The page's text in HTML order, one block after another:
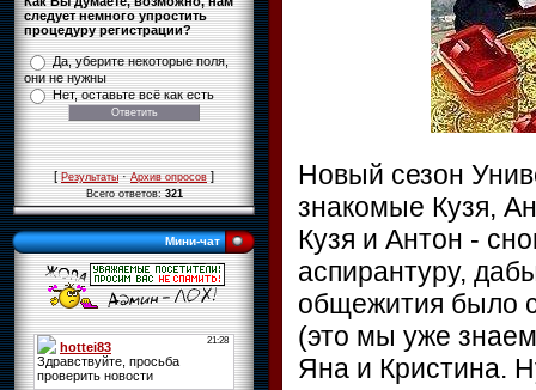
следует немного упростить
процедуру регистрации?
Да, уберите некоторые поля,
они не нужны
Нет, оставьте всё как есть
[Результаты·Архив опросов]
Всего ответов:321
Мини-чат
Новый сезон
знакомые Кузя,
Кузя и Антон -
аспирантуру,
общежития было
(это мы уже
Яна и Кристина.